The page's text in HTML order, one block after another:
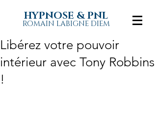
HYPNOSE & PNL
ROMAIN LABIGNE DIEM
Libérez votre pouvoir
intérieur avec Tony Robbins
!